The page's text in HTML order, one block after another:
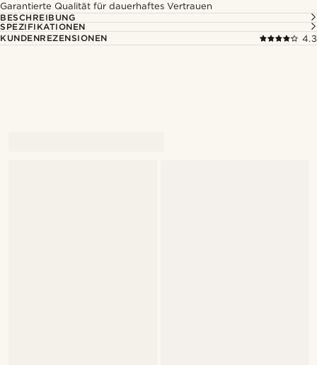
Garantierte Qualität für dauerhaftes Vertrauen
BESCHREIBUNG
SPEZIFIKATIONEN
KUNDENREZENSIONEN
4.3